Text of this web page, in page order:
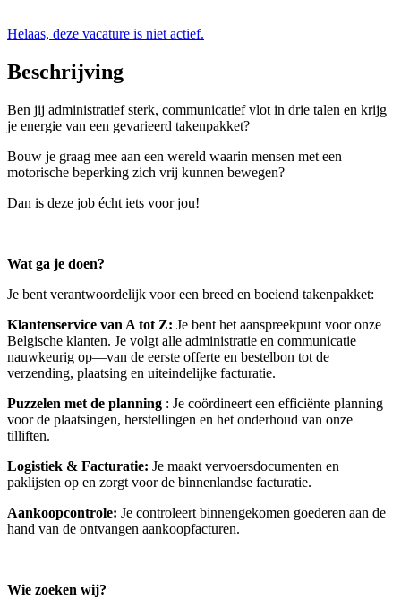
Helaas, deze vacature is niet actief.
Beschrijving
Ben jij administratief sterk, communicatief vlot in drie talen en krijg
je energie van een gevarieerd takenpakket?
Bouw je graag mee aan een wereld waarin mensen met een
motorische beperking zich vrij kunnen bewegen?
Dan is deze job écht iets voor jou!
Wat ga je doen?
Je bent verantwoordelijk voor een breed en boeiend takenpakket:
Klantenservice van A tot Z: Je bent het aanspreekpunt voor onze
Belgische klanten. Je volgt alle administratie en communicatie
nauwkeurig op—van de eerste offerte en bestelbon tot de
verzending, plaatsing en uiteindelijke facturatie.
Puzzelen met de planning : Je coördineert een efficiënte planning
voor de plaatsingen, herstellingen en het onderhoud van onze
tilliften.
Logistiek & Facturatie: Je maakt vervoersdocumenten en
paklijsten op en zorgt voor de binnenlandse facturatie.
Aankoopcontrole: Je controleert binnengekomen goederen aan de
hand van de ontvangen aankoopfacturen.
Wie zoeken wij?